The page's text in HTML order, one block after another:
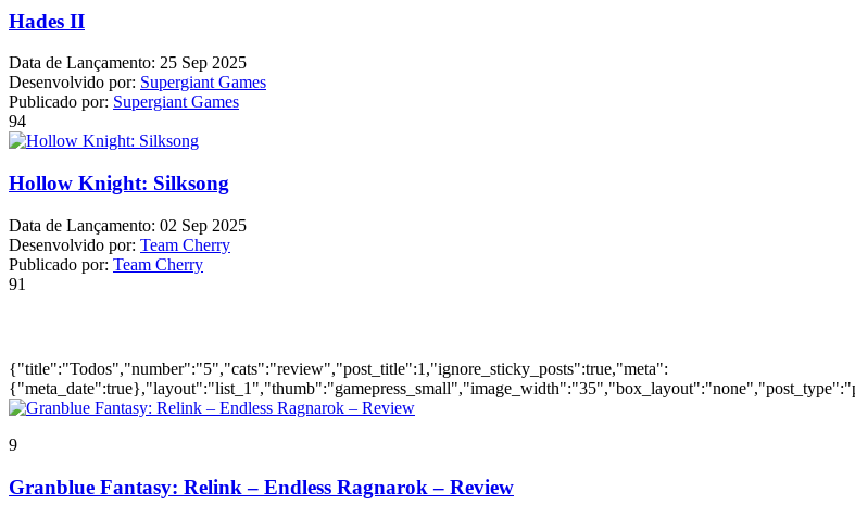
Hades II
Data de Lançamento: 25 Sep 2025
Desenvolvido por: Supergiant Games
Publicado por: Supergiant Games
94
Hollow Knight: Silksong
Data de Lançamento: 02 Sep 2025
Desenvolvido por: Team Cherry
Publicado por: Team Cherry
91
{"title":"Todos","number":"5","cats":"review","post_title":1,"ignore_sticky_posts":true,"meta":
9
Granblue Fantasy: Relink – Endless Ragnarok – Review